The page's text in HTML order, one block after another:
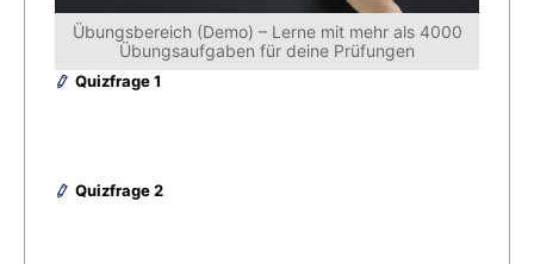
Übungsbereich (Demo) – Lerne mit mehr als 4000
Übungsaufgaben für deine Prüfungen
Quizfrage 1
Quizfrage 2